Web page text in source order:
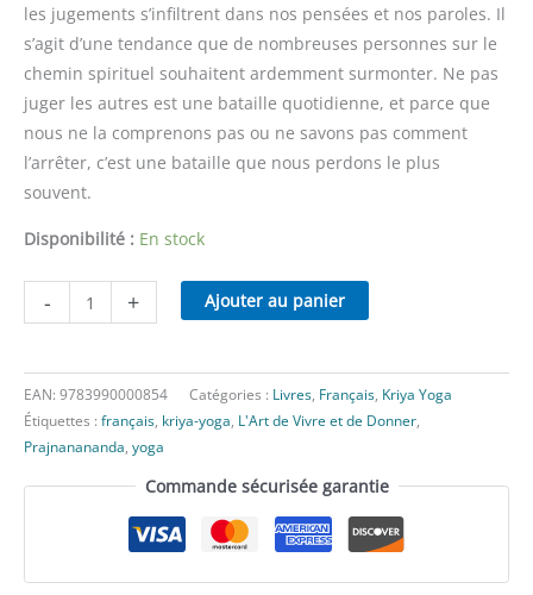
les jugements s’infiltrent dans nos pensées et nos paroles. Il
s’agit d’une tendance que de nombreuses personnes sur le
chemin spirituel souhaitent ardemment surmonter. Ne pas
juger les autres est une bataille quotidienne, et parce que
nous ne la comprenons pas ou ne savons pas comment
l’arrêter, c’est une bataille que nous perdons le plus
souvent.
Disponibilité : En stock
-
quantité
de
libérer
d'une
attitude
+ Ajouter au panier
EAN: 9783990000854 Catégories : Livres, Français, Kriya Yoga
Étiquettes : français, kriya-yoga, L'Art de Vivre et de Donner,
Prajnanananda, yoga
Commande sécurisée garantie